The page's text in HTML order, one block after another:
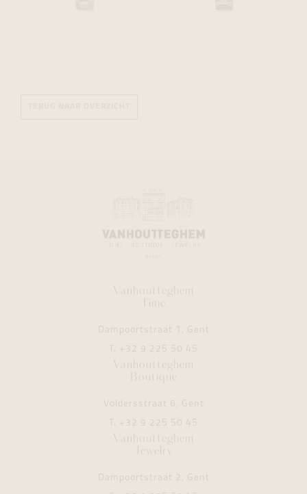
Vanhoutteghem
Time
Dampoortstraat 1, Gent
T. +32 9 225 50 45
Vanhoutteghem
Boutique
Voldersstraat 6, Gent
T. +32 9 225 50 45
Vanhoutteghem
Jewelry
Dampoortstraat 2, Gent